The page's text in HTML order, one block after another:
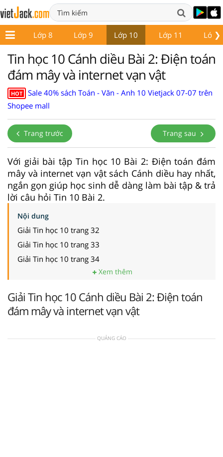
❯
7 Lớp 8 Lớp 9 Lớp 10 Lớp 11 Lớp
Tin học 10 Cánh diều Bài 2: Điện toán
đám mây và internet vạn vật
HOT
Sale 40% sách Toán - Văn - Anh 10 Vietjack 07-07 trên
Shopee mall
Trang trước Trang sau
Với giải bài tập Tin học 10 Bài 2: Điện toán đám
mây và internet vạn vật sách Cánh diều hay nhất,
ngắn gọn giúp học sinh dễ dàng làm bài tập & trả
lời câu hỏi Tin 10 Bài 2.
Nội dung
Giải Tin học 10 trang 32
Giải Tin học 10 trang 33
Giải Tin học 10 trang 34
Xem thêm
Giải Tin học 10 Cánh diều Bài 2: Điện toán
đám mây và internet vạn vật
QUẢNG CÁO